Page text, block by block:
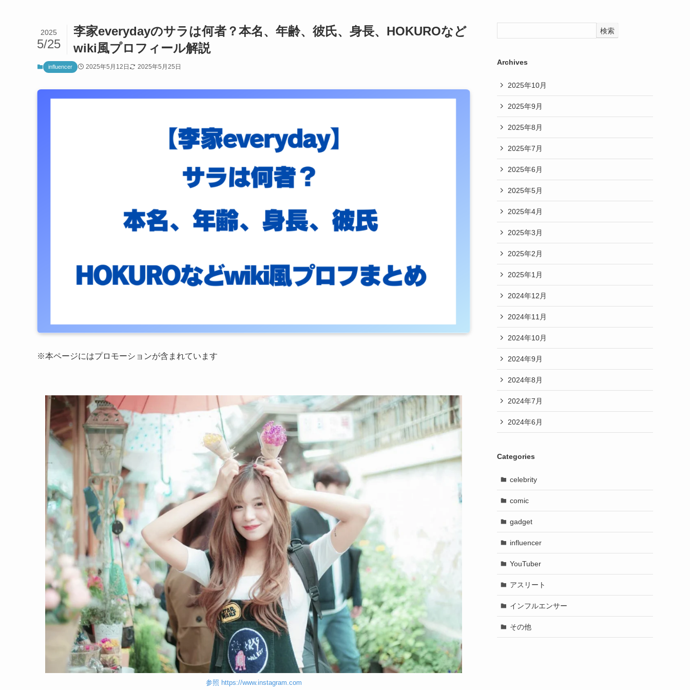
李家everydayのサラは何者？本名、年齢、彼氏、身長、HOKUROなど
wiki風プロフィール解説
2025
5/25
influencer 2025年5月12日 2025年5月25日
※本ページにはプロモーションが含まれています
参照 https://www.instagram.com
検索
Archives
2025年10月
2025年9月
2025年8月
2025年7月
2025年6月
2025年5月
2025年4月
2025年3月
2025年2月
2025年1月
2024年12月
2024年11月
2024年10月
2024年9月
2024年8月
2024年7月
2024年6月
Categories
celebrity
comic
gadget
influencer
YouTuber
アスリート
インフルエンサー
その他